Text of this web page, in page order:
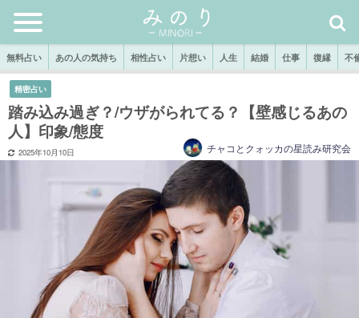
無料占い あの人の気持ち 相性占い 片想い 人生 結婚 仕事 復縁 不
精密占い
踏み込み過ぎ？/ウザがられてる？【壁感じるあの
人】印象/態度
2025年10月10日 チャコとクォッカの星読み研究会